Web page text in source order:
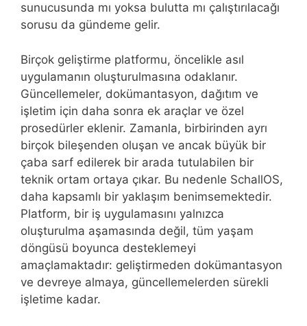
sunucusunda mı yoksa bulutta mı çalıştırılacağı
sorusu da gündeme gelir.
Birçok geliştirme platformu, öncelikle asıl
uygulamanın oluşturulmasına odaklanır.
Güncellemeler, dokümantasyon, dağıtım ve
işletim için daha sonra ek araçlar ve özel
prosedürler eklenir. Zamanla, birbirinden ayrı
birçok bileşenden oluşan ve ancak büyük bir
çaba sarf edilerek bir arada tutulabilen bir
teknik ortam ortaya çıkar. Bu nedenle SchallOS,
daha kapsamlı bir yaklaşım benimsemektedir.
Platform, bir iş uygulamasını yalnızca
oluşturulma aşamasında değil, tüm yaşam
döngüsü boyunca desteklemeyi
amaçlamaktadır: geliştirmeden dokümantasyon
ve devreye almaya, güncellemelerden sürekli
işletime kadar.